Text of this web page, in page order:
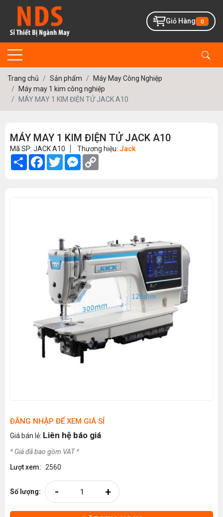
Giỏ Hàng 0
Trang chủ Sản phẩm
Máy May Công Nghiệp
Máy may 1 kim công nghiệp
MÁY MAY 1 KIM ĐIỆN TỬ JACK A10
MÁY MAY 1 KIM ĐIỆN TỬ JACK A10
Mã SP: JACK A10 Thương hiệu: Jack
Share Facebook
TwitterMessenger
ĐĂNG NHẬP ĐỂ XEM GIÁ SỈ
Giá bán lẻ: Liên hệ báo giá
* Giá đã bao gồm VAT *
Lượt xem: 2560
Số lượng: - +